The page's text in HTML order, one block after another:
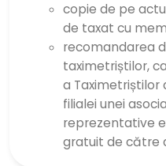
copie de pe
de taxat cu
recomandarea
taximetriștilor,
a Taximetriștilor
filialei unei
reprezentative
gratuit de către